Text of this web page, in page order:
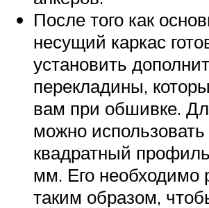
После того как
несущий каркас
установить
перекладины,
вам при обшивке.
можно использовать
квадратный
мм. Его необходимо
таким образом,